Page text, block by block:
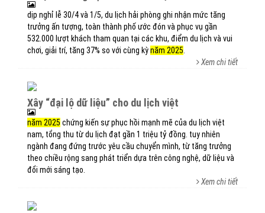
dịp nghỉ lễ 30/4 và 1/5, du lịch hải phòng ghi nhận mức tăng
trưởng ấn tượng, toàn thành phố ước đón và phục vụ gần
532.000 lượt khách tham quan tại các khu, điểm du lịch và vui
chơi, giải trí, tăng 37% so với cùng kỳnăm 2025
Xem chi tiết
xây “đại lộ dữ liệu” cho du lịch việt
năm 2025 chứng kiến sự phục hồi mạnh mẽ của du lịch việt
nam, tổng thu từ du lịch đạt gần 1 triệu tỷ đồng. tuy nhiên
ngành đang đứng trước yêu cầu chuyển mình, từ tăng trưởng
theo chiều rộng sang phát triển dựa trên công nghệ, dữ liệu và
đổi mới sáng tạo.
Xem chi tiết